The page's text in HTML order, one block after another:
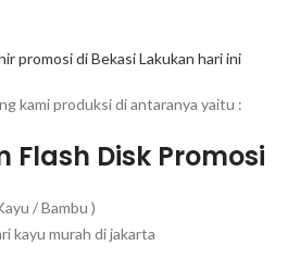
promosi di Bekasi Lakukan hari ini
kami produksi di antaranya yaitu :
Disk Promosi
/ Bambu )